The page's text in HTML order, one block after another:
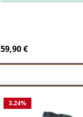
Regulärer Preis:
59,90 €
3.24%